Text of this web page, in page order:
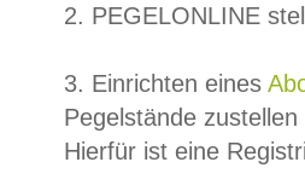
2. PEGELONLINE
3. Einrichten eines
Pegelstände
Hierfür ist eine